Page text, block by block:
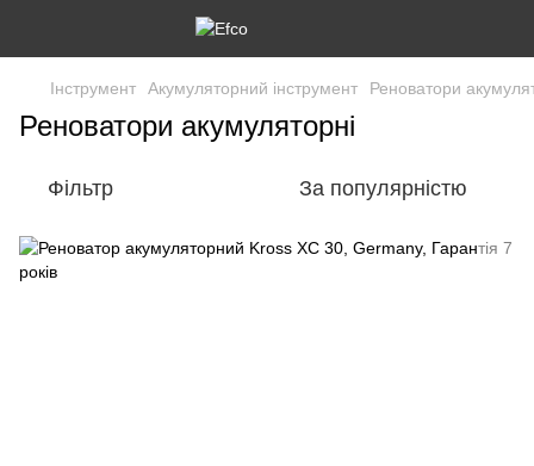
Інструмент Акумуляторний інструмент Реноватори
Реноватори акумуляторні
Фільтр За популярністю